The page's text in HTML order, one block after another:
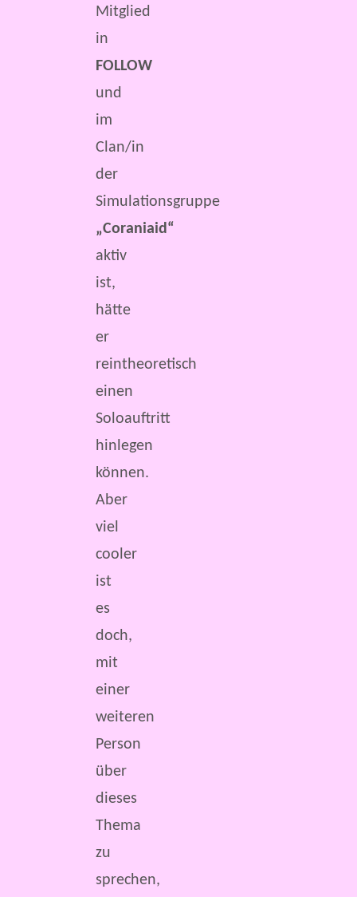
Mitglied
in
FOLLOW
und
im
Clan/in
der
Simulationsgruppe
„Coraniaid“
aktiv
ist,
hätte
er
reintheoretisch
einen
Soloauftritt
hinlegen
können.
Aber
viel
cooler
ist
es
doch,
mit
einer
weiteren
Person
über
dieses
Thema
zu
sprechen,